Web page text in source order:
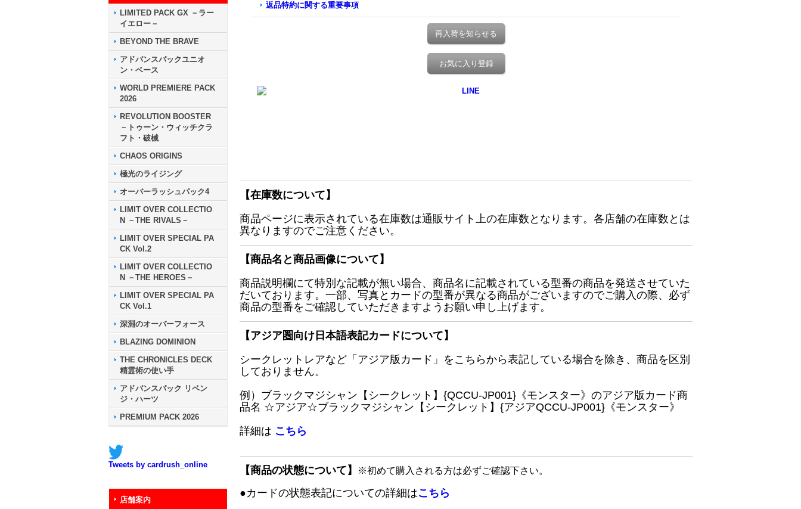
LIMITED PACK GX －ラー
イエロー－
BEYOND THE BRAVE
アドバンスパックユニオ
ン・ベース
WORLD PREMIERE PACK
2026
REVOLUTION BOOSTER
－トゥーン・ウィッチクラ
フト・破械
CHAOS ORIGINS
極光のライジング
オーバーラッシュパック4
LIMIT OVER COLLECTIO
N －THE RIVALS－
LIMIT OVER SPECIAL PA
CK Vol.2
LIMIT OVER COLLECTIO
N －THE HEROES－
LIMIT OVER SPECIAL PA
CK Vol.1
深淵のオーバーフォース
BLAZING DOMINION
THE CHRONICLES DECK
精霊術の使い手
アドバンスパック リベン
ジ・ハーツ
PREMIUM PACK 2026
Tweets by cardrush_online
店舗案内
返品特約に関する重要事項
再入荷を知らせる
お気に入り登録
【在庫数について】
商品ページに表示されている在庫数は通販サイト上の在庫数となります。各店舗の在庫数とは
異なりますのでご注意ください。
【商品名と商品画像について】
商品説明欄にて特別な記載が無い場合、商品名に記載されている型番の商品を発送させていた
だいております。一部、写真とカードの型番が異なる商品がございますのでご購入の際、必ず
商品の型番をご確認していただきますようお願い申し上げます。
【アジア圏向け日本語表記カードについて】
シークレットレアなど「アジア版カード」をこちらから表記している場合を除き、商品を区別
しておりません。
例）ブラックマジシャン【シークレット】{QCCU-JP001}《モンスター》のアジア版カード商
品名 ☆アジア☆ブラックマジシャン【シークレット】{アジアQCCU-JP001}《モンスター》
詳細は こちら
【商品の状態について】 ※初めて購入される方は必ずご確認下さい。
●カードの状態表記についての詳細はこちら